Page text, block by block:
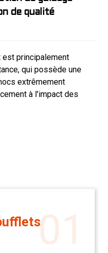
de qualité
est principalement
qui possède une
extrêmement
à l'impact des
01